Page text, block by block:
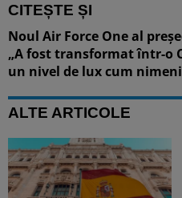
CITEȘTE ȘI
Noul Air Force One al
„A fost transformat într-o
un nivel de lux cum
ALTE ARTICOLE